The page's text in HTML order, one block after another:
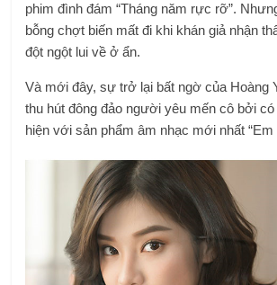
phim đình đám “Tháng năm rực rỡ”.
bỗng chợt biến mất đi khi khán giả nhận
đột ngột lui về ở ẩn.
Và mới đây, sự trở lại bất ngờ của Hoàng
thu hút đông đảo người yêu mến cô bởi
hiện với sản phẩm âm nhạc mới nhất “Em